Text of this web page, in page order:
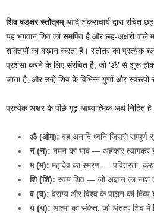
शिव षडक्षर स्तोत्रम्आदि शंकराचार्य द्वारा रचित
यह भगवान शिव को समर्पित है और छह-अक्षरों
शक्तियों का बखान करता है। स्तोत्र का प्रत्येक
प्रशंसा करने के लिए संरचित है, जो ‘ॐ’ से शुरू
जाता है, और उन्हें शिव के विभिन्न गुणों और स्वरूपों
प्रत्येक अक्षर के पीछे गूढ़ आध्यात्मिक अर्थ निहित
ॐ (ओम्): वह अनादि ध्वनि जिससे सम्पूर्ण
न (न): नमन का भाव — अहंकार त्यागकर
म (म): महादेव का स्मरण — पवित्रता,
शि (शि): स्वयं शिव — जो अज्ञान का
व (व): वैराग्य और विश्व के पालन की दिव्य
य (य): आत्मा का संकेत, जो अंततः शिव में